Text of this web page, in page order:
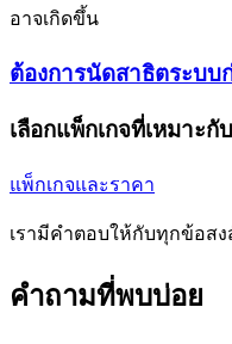
อาจเกิดขึ้น
ต้องการนัดสาธิตระบบ
เลือกแพ็กเกจที่เหมาะ
แพ็กเกจและราคา
เรามีคำตอบให้กับทุกข้อสง
คำถามที่พบบ่อย